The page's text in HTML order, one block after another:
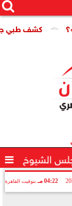
كشف طبي جديد
الشيوخ 
04:22 مـ بتوقيت القاهرة